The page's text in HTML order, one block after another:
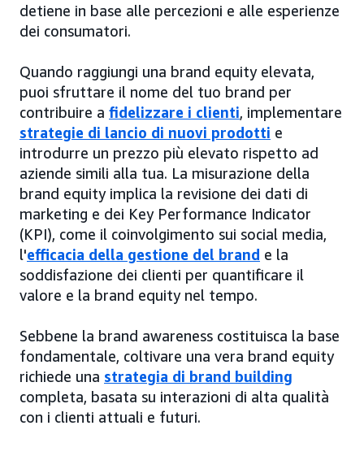
detiene in base alle percezioni e alle esperienze
dei consumatori.
Quando raggiungi una brand equity elevata,
puoi sfruttare il nome del tuo brand per
contribuire a fidelizzare i clienti, implementare
strategie di lancio di nuovi prodotti e
introdurre un prezzo più elevato rispetto ad
aziende simili alla tua. La misurazione della
brand equity implica la revisione dei dati di
marketing e dei Key Performance Indicator
(KPI), come il coinvolgimento sui social media,
l'efficacia della gestione del brand e la
soddisfazione dei clienti per quantificare il
valore e la brand equity nel tempo.
Sebbene la brand awareness costituisca la base
fondamentale, coltivare una vera brand equity
richiede una strategia di brand building
completa, basata su interazioni di alta qualità
con i clienti attuali e futuri.